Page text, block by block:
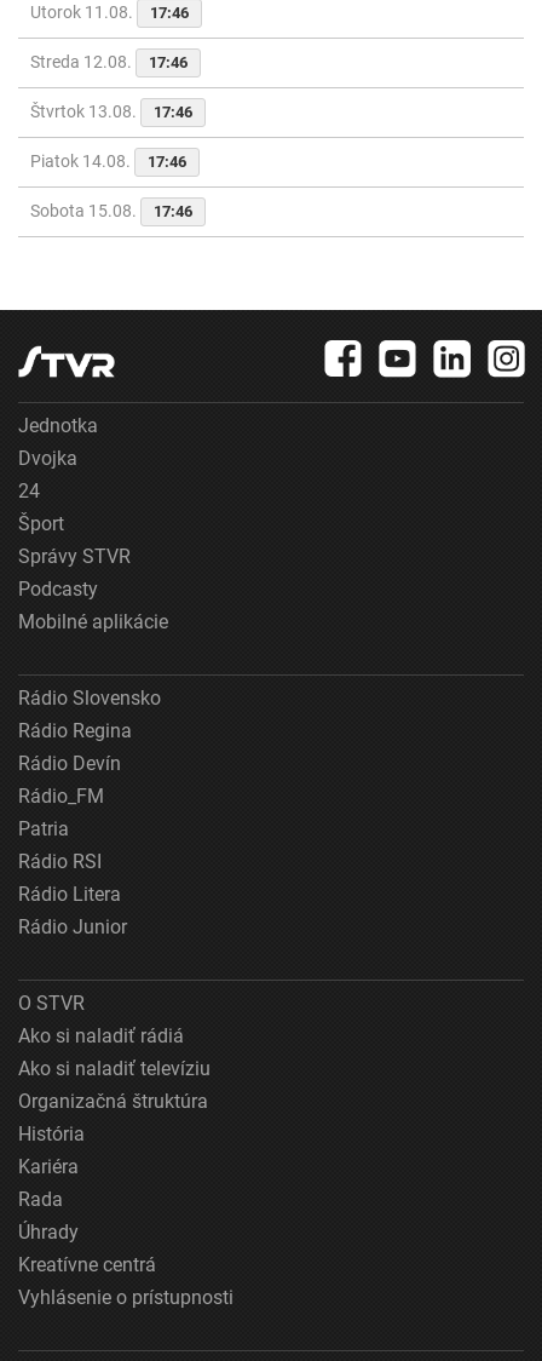
Utorok 11.08. 17:46
Streda 12.08. 17:46
Štvrtok 13.08. 17:46
Piatok 14.08. 17:46
Sobota 15.08. 17:46
Jednotka
Dvojka
24
Šport
Správy STVR
Podcasty
Mobilné aplikácie
Rádio Slovensko
Rádio Regina
Rádio Devín
Rádio_FM
Patria
Rádio RSI
Rádio Litera
Rádio Junior
O STVR
Ako si naladiť rádiá
Ako si naladiť televíziu
Organizačná štruktúra
História
Kariéra
Rada
Úhrady
Kreatívne centrá
Vyhlásenie o prístupnosti